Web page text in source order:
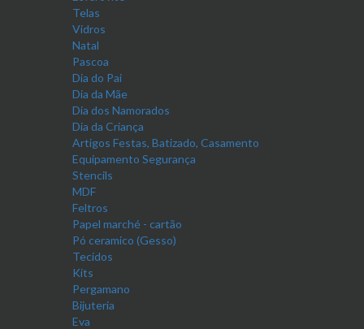
Telas
Vidros
Natal
Pascoa
Dia do Pai
Dia da Mãe
Dia dos Namorados
Dia da Criança
Artigos Festas, Batizado, Casamento
Equipamento Segurança
Stencils
MDF
Feltros
Papel marché - cartão
Pó ceramico (Gesso)
Tecidos
Kits
Pergamano
Bijuteria
Eva